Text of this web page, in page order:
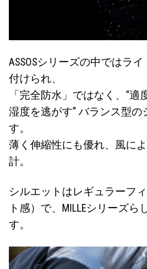
ASSOSシリーズの中ではラ
付けられ、
「完全防水」ではなく、“
湿度を逃がす” バランス型
す。
薄く伸縮性にも優れ、風に
計。
シルエットはレギュラーフ
ト感）で、MILLEシリーズ
す。